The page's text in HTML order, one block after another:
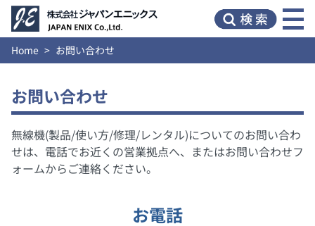
Home お問い合わせ
お問い合わせ
無線機(製品/使い方/修理/レンタル)についてのお問い合わ
せは、電話でお近くの営業拠点へ、またはお問い合わせフ
ォームからご連絡ください。
お電話